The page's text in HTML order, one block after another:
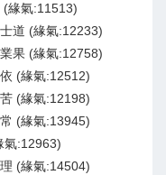
緣氣:11513)
道 (緣氣:12233)
果 (緣氣:12758)
(緣氣:12512)
(緣氣:12198)
(緣氣:13945)
氣:12963)
(緣氣:14504)